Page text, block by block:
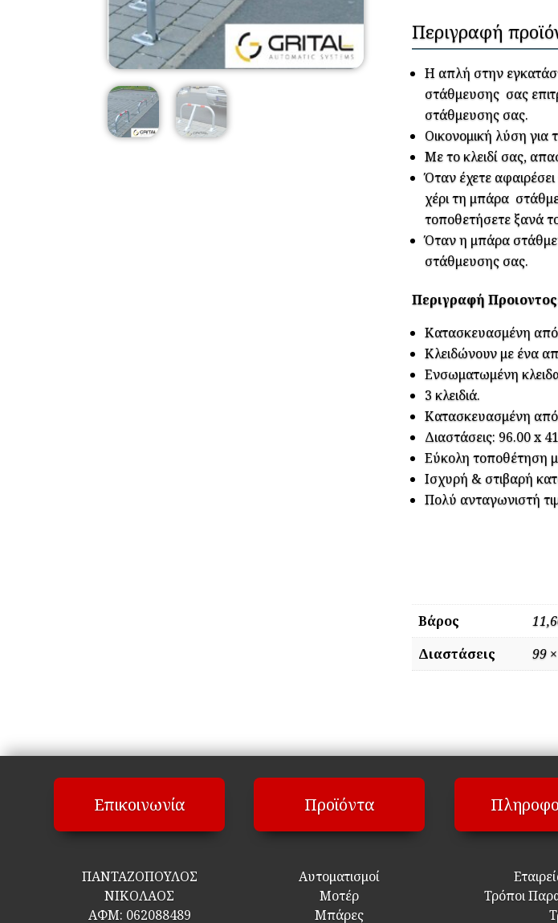
Περιγραφή
Η απλή στην
στάθμευσης σας
στάθμευσης σας.
Οικονομική λύση
Με το κλειδί σας,
Όταν έχετε
χέρι τη μπάρα
τοποθετήσετε ξανά
Όταν η μπάρα
στάθμευσης σας.
Περιγραφή
Κατασκευασμένη από
Κλειδώνουν με ένα
Ενσωματωμένη
3 κλειδιά.
Κατασκευασμένη από
Διαστάσεις: 96.00 x
Εύκολη τοποθέτηση
Ισχυρή & στιβαρή
Πολύ ανταγωνιστή
Βάρος
Διαστάσεις
99
Επικοινωνία
ΠΑΝΤΑΖΟΠΟΥΛΟΣ
ΝΙΚΟΛΑΟΣ
ΑΦΜ: 062088489
Προϊόντα
Αυτοματισμοί
Μοτέρ
Μπάρες
Τρόποι